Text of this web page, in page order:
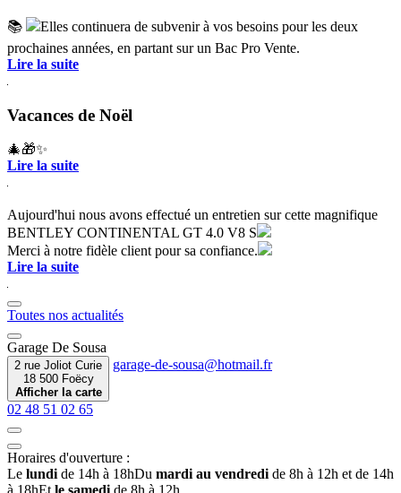
📚
Elles continuera de subvenir à vos besoins pour les deux
prochaines années, en partant sur un Bac Pro Vente.
Lire la suite
Vacances de Noël
🎄🎁✨
Lire la suite
Aujourd'hui nous avons effectué un entretien sur cette magnifique
BENTLEY CONTINENTAL GT 4.0 V8 S
Merci à notre fidèle client pour sa confiance.
Lire la suite
Toutes nos actualités
Garage De Sousa
2 rue Joliot Curie
18 500 Foëcy
Afficher la carte
02 48 51 02 65
Horaires d'ouverture :
Le lundi de 14h à 18hDu mardi au vendredi de 8h à 12h et de 14h
à 18hEt le samedi de 8h à 12h